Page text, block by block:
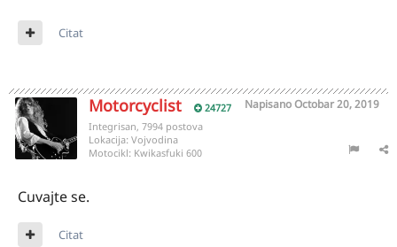
Citat
Motorcyclist 24727 NapisanoOctobar 20, 2019
Integrisan, 7994 postova
Lokacija: Vojvodina
Motocikl: Kwikasfuki 600
Cuvajte se.
Citat